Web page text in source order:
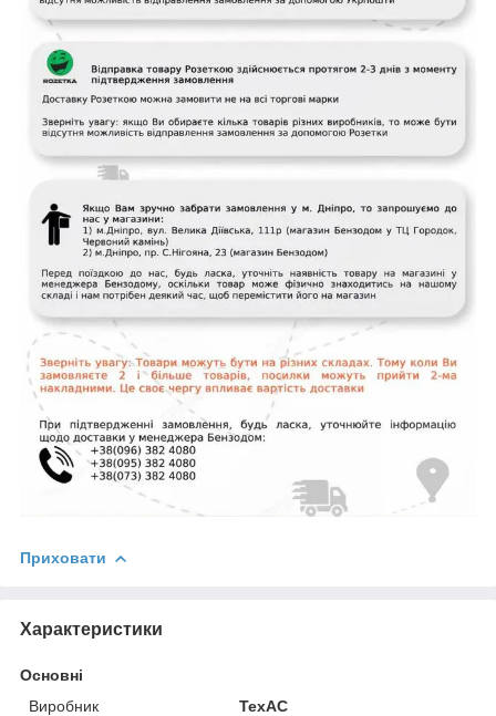
Приховати
Характеристики
Основні
Виробник
ТехАС